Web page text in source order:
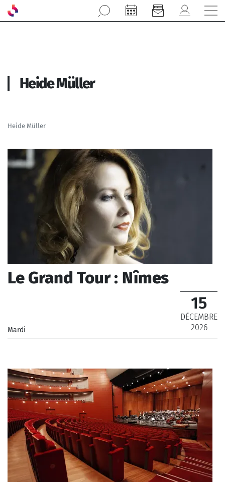
Aller au contenu principal
Heide Müller
Heide Müller
Le Grand Tour : Nîmes
Mardi
15
DÉCEMBRE
2026